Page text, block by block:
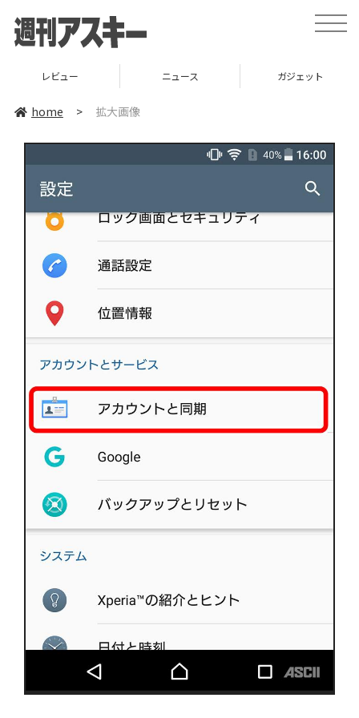
toggle
レビュー ニュース ガジェット
home > 拡大画像